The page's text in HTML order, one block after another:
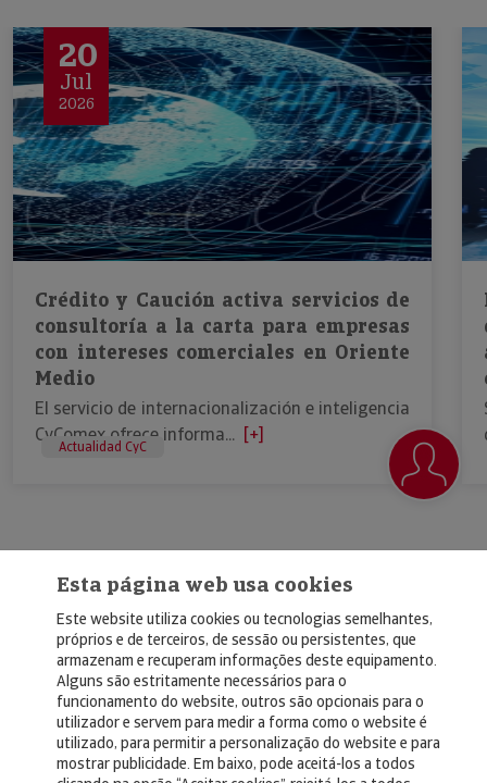
20
Jul
2026
Crédito y Caución activa servicios de
consultoría a la carta para empresas
con intereses comerciales en Oriente
Medio
El servicio de internacionalización e inteligencia
CyComex ofrece informa... [+]
Actualidad CyC
© Copyright 2026, Crédito y Caución
Aviso Legal
Política de Privacidad
Esta página web usa cookies
Este website utiliza cookies ou tecnologias semelhantes,
próprios e de terceiros, de sessão ou persistentes, que
armazenam e recuperam informações deste equipamento.
Alguns são estritamente necessários para o
funcionamento do website, outros são opcionais para o
utilizador e servem para medir a forma como o website é
utilizado, para permitir a personalização do website e para
mostrar publicidade. Em baixo, pode aceitá-los a todos